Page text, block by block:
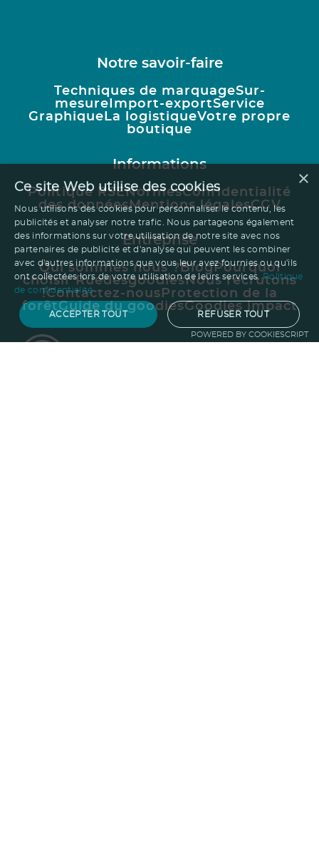
Notre savoir-faire
Techniques de marquageSur-
mesure Import-exportService
Graphique La logistiqueVotre propre
boutique
Informations
Politique RSENormesConfidentialité
des donnéesMentions légalesCGV
Entreprise
Qui sommes nous ?BlogPourquoi
choisir RuedesgoodiesNous recrutons
!Contactez-nous Protection de la
forêtGuide du goodiesGoodies impact
×
Ce site Web utilise des cookies
Nous utilisons des cookies pour personnaliser le contenu, les
publicités et analyser notre trafic. Nous partageons également
des informations sur votre utilisation de notre site avec nos
partenaires de publicité et d'analyse qui peuvent les combiner
avec d'autres informations que vous leur avez fournies ou qu'ils
ont collectées lors de votre utilisation de leurs services.Politique
de confidentialité
ACCEPTER TOUT REFUSER TOUT
POWERED BY COOKIESCRIPT